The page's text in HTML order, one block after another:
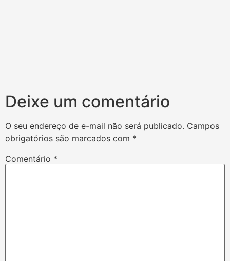
Deixe um comentário
O seu endereço de e-mail não será publicado. Campos
obrigatórios são marcados com *
Comentário *